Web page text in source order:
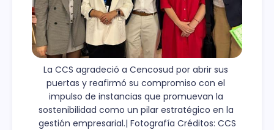
La CCS agradeció a Cencosud por abrir sus
puertas y reafirmó su compromiso con el
impulso de instancias que promuevan la
sostenibilidad como un pilar estratégico en la
gestión empresarial.| Fotografía Créditos: CCS